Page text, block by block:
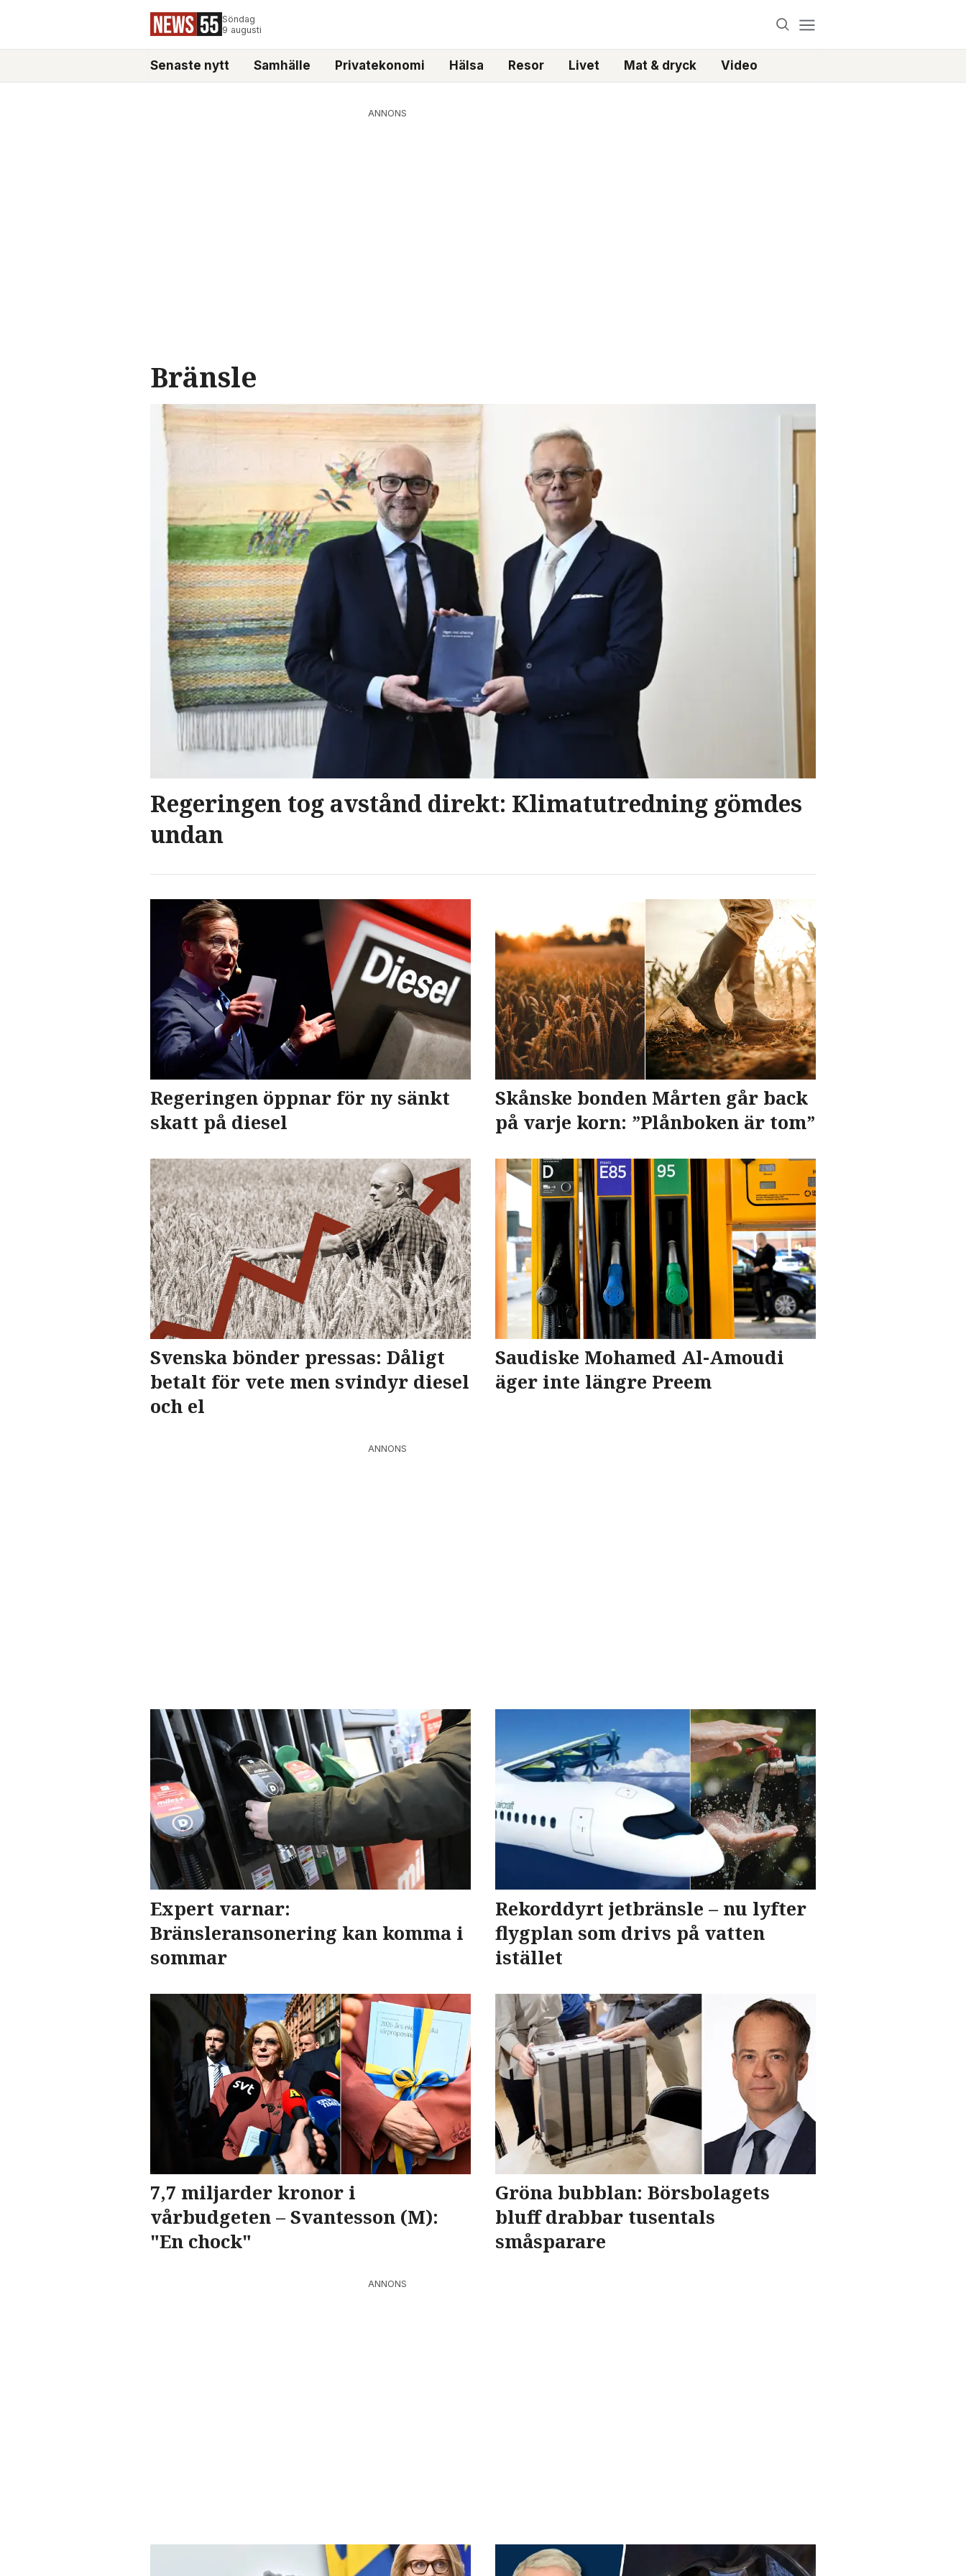
Söndag
9 augusti
Senaste nytt Samhälle Privatekonomi Hälsa Resor Livet Mat & dryck Video
ANNONS
Bränsle
Regeringen tog avstånd direkt: Klimatutredning gömdes
undan
Regeringen öppnar för ny sänkt
skatt på diesel
Skånske bonden Mårten går back
på varje korn: ”Plånboken är tom”
Svenska bönder pressas: Dåligt
betalt för vete men svindyr diesel
och el
Saudiske Mohamed Al-Amoudi
äger inte längre Preem
ANNONS
Expert varnar:
Bränsleransonering kan komma i
sommar
Rekorddyrt jetbränsle – nu lyfter
flygplan som drivs på vatten
istället
7,7 miljarder kronor i
vårbudgeten – Svantesson (M):
"En chock"
Gröna bubblan: Börsbolagets
bluff drabbar tusentals
småsparare
ANNONS